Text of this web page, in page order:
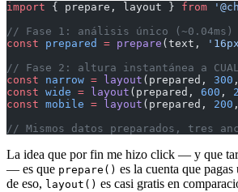
import { prepare, layout } from
// Fase 1: análisis único (~0.04ms)
const prepared = prepare (text,
// Fase 2: altura instantánea a
const narrow = layout (prepared, 300
const wide = layout (prepared, 600 ,
const mobile = layout (prepared, 200
// Mismos datos preparados, tres
La idea que por fin me hizo click — y que
— es que prepare() es la cuenta que
de eso, layout() es casi gratis en